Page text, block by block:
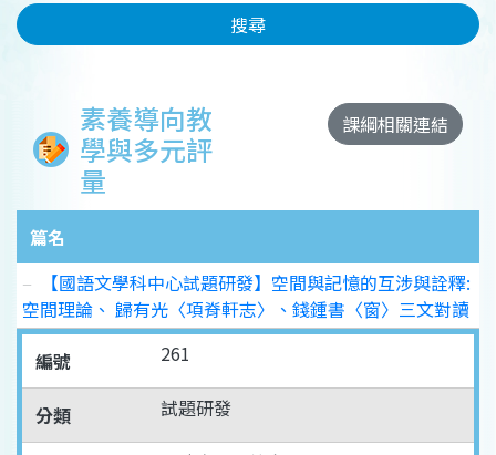
搜尋
素養導向教
學與多元評
量
課綱相關連結
篇名
【國語文學科中心試題研發】空間與記憶的互涉與詮釋:
空間理論、 歸有光〈項脊軒志〉、錢鍾書〈窗〉三文對讀
編號
261
分類 試題研發